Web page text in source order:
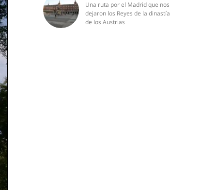
Una ruta por el Madrid que nos
dejaron los Reyes de la dinastía
de los Austrias